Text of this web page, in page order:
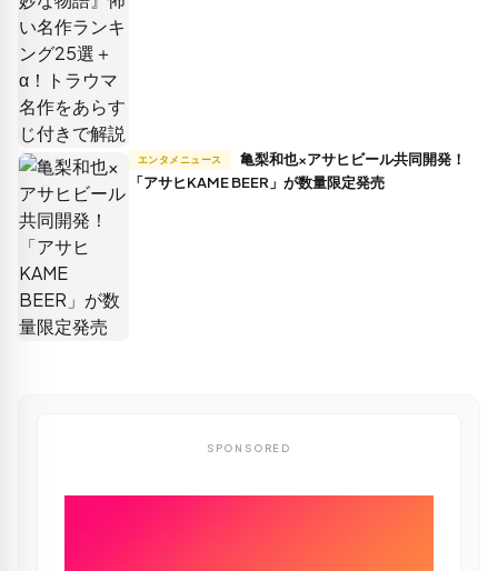
エンタメニュース
「アサヒKAME BEER」が数量限定発売
SPONSORED